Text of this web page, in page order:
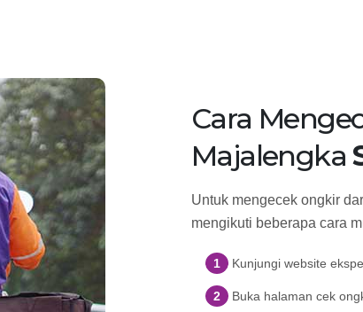
Cara
Majalengka
Untuk mengecek ongkir
mengikuti beberapa cara
Kunjungi website
Buka halaman cek